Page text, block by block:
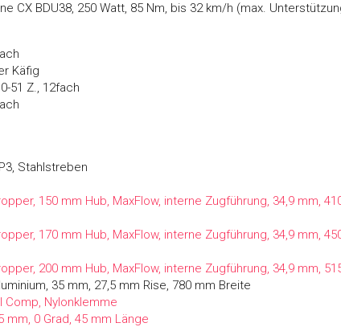
CX BDU38, 250 Watt, 85 Nm, bis 32 km/h (max.
Käfig
51 Z., 12fach
Stahlstreben
150 mm Hub, MaxFlow, interne Zugführung, 34,9 mm,
170 mm Hub, MaxFlow, interne Zugführung, 34,9 mm,
200 mm Hub, MaxFlow, interne Zugführung, 34,9 mm,
35 mm, 27,5 mm Rise, 780 mm Breite
Comp, Nylonklemme
mm, 0 Grad, 45 mm Länge